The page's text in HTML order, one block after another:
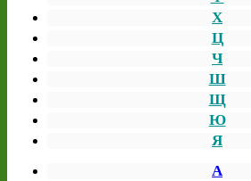
Х
Ц
Ч
Ш
Щ
Ю
Я
А